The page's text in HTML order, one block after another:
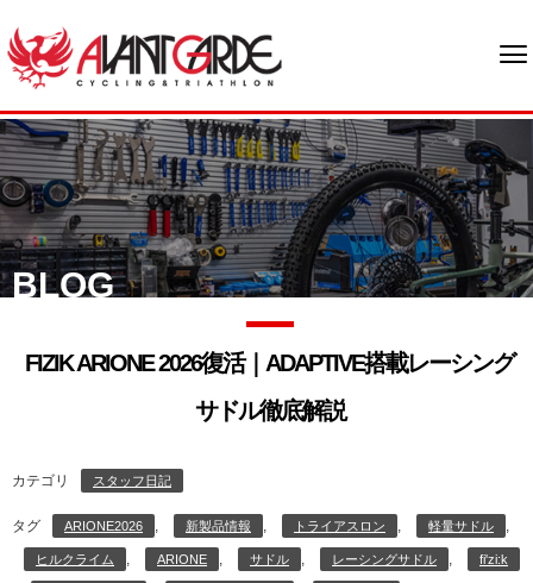
BLOG
FIZIK ARIONE 2026復活｜ADAPTIVE搭載レーシング
サドル徹底解説
カテゴリ スタッフ日記
タグ ARIONE2026 , 新製品情報 , トライアスロン , 軽量サドル ,
ヒルクライム , ARIONE , サドル , レーシングサドル , fi'zi:k